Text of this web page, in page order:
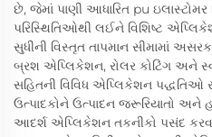
છે, જેમાં પાણી આધારિત pu
પરિસ્થિતિઓથી લઈને વિશિષ્ટ
સુધીની વિસ્તૃત તાપમાન સીમામાં
બ્રશ એપ્લિકેશન, રોલર કોટિંગ અને
સહિતની વિવિધ એપ્લિકેશન પદ્ધતિઓ
ઉત્પાદકોને ઉત્પાદન જરૂરિયાતો અને
આદર્શ એપ્લિકેશન તકનીકો પસંદ